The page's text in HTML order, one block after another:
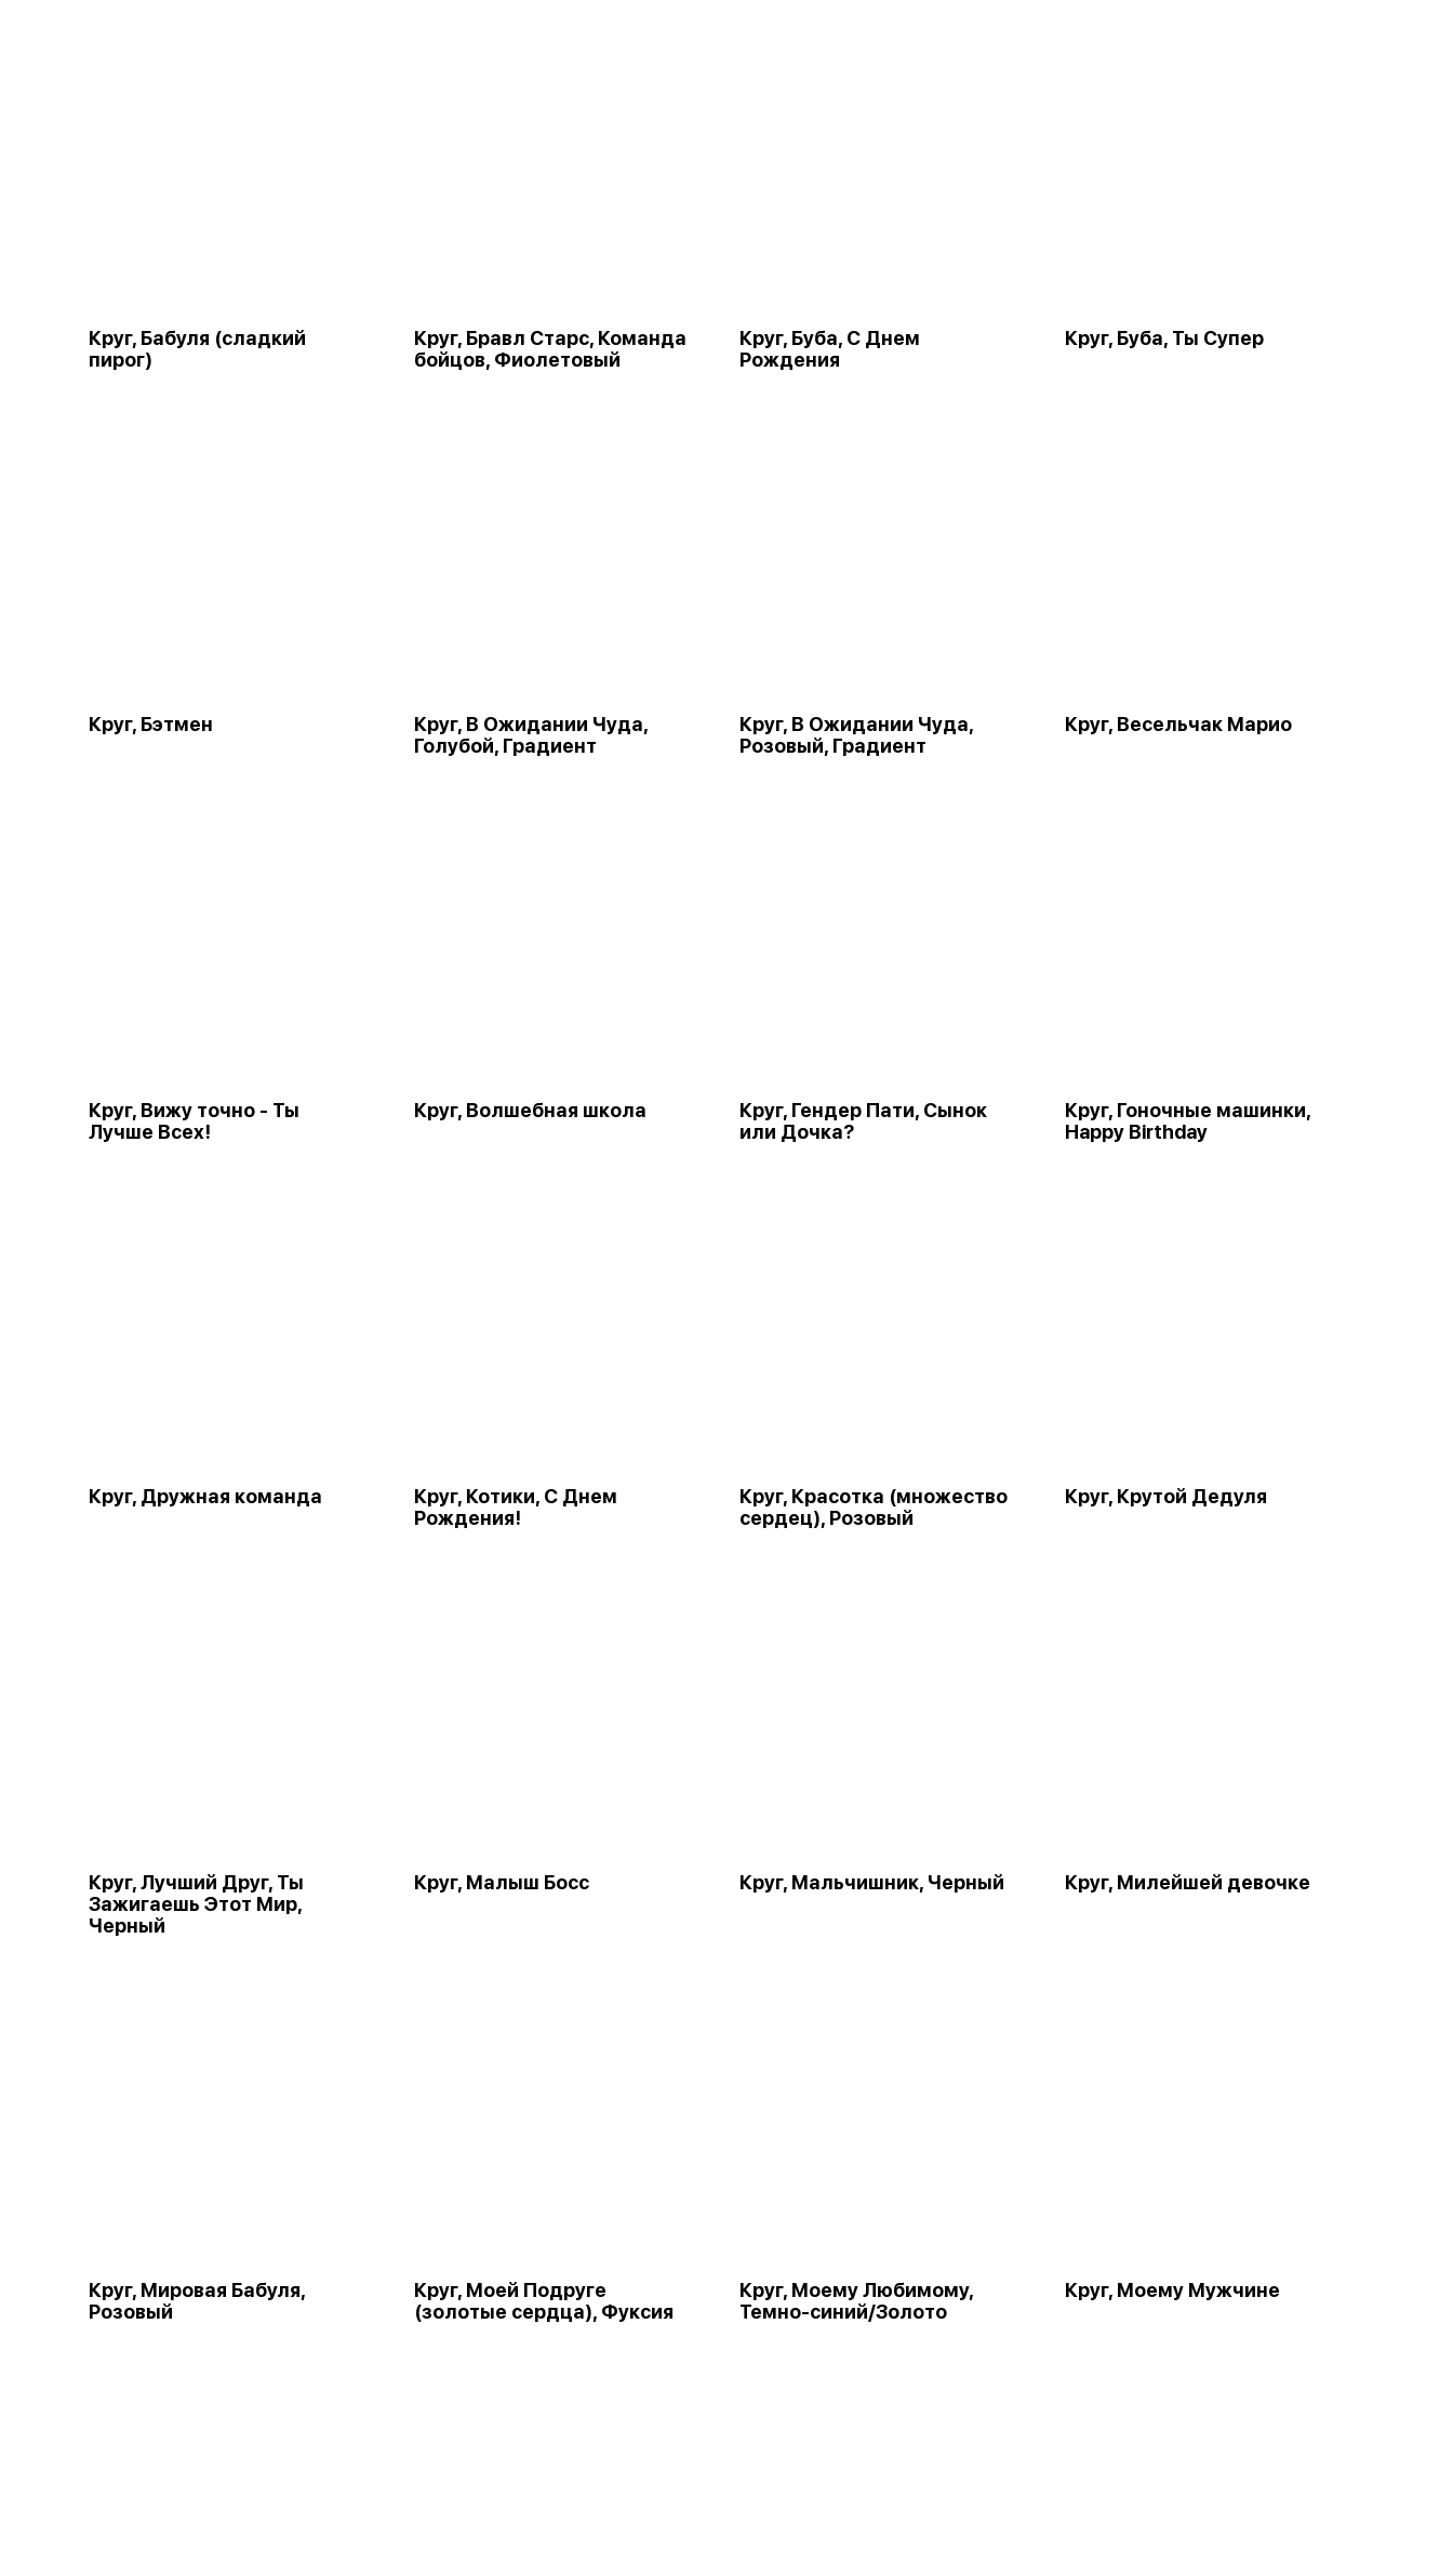
Круг, Бабуля (сладкий
пирог)
Круг, Бравл Старс, Команда
бойцов, Фиолетовый
Круг, Буба, С Днем
Рождения
Круг, Буба, Ты Супер
Круг, Бэтмен
Круг, В Ожидании Чуда,
Голубой, Градиент
Круг, В Ожидании Чуда,
Розовый, Градиент
Круг, Весельчак Марио
Круг, Вижу точно - Ты
Лучше Всех!
Круг, Волшебная школа
Круг, Гендер Пати, Сынок
или Дочка?
Круг, Гоночные машинки,
Happy Birthday
Круг, Дружная команда
Круг, Котики, С Днем
Рождения!
Круг, Красотка (множество
сердец), Розовый
Круг, Крутой Дедуля
Круг, Лучший Друг, Ты
Зажигаешь Этот Мир,
Черный
Круг, Малыш Босс Круг, Мальчишник, Черный Круг, Милейшей девочке
Круг, Мировая Бабуля,
Розовый
Круг, Моей Подруге
(золотые сердца), Фуксия
Круг, Моему Любимому,
Темно-синий/Золото
Круг, Моему Мужчине